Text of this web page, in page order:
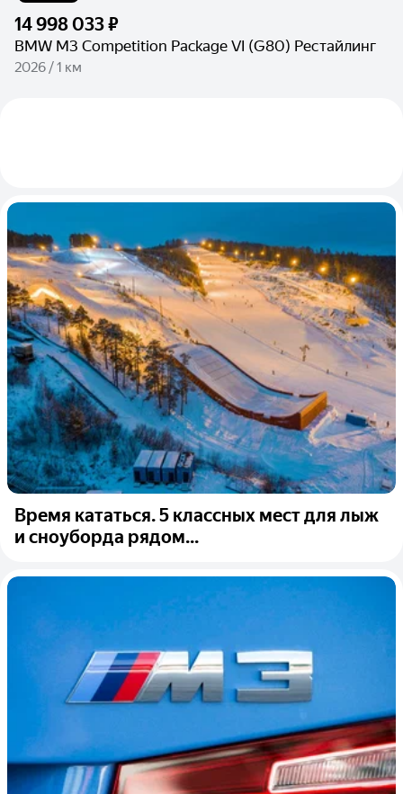
14 998 033 ₽
BMW M3 Competition Package VI (G80) Рестайлинг
2026 / 1 км
Время кататься. 5 классных мест для лыж
и сноуборда рядом...